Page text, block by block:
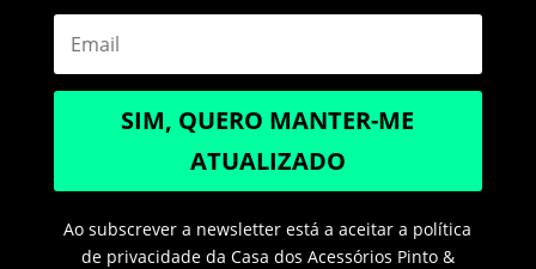
SIM, QUERO MANTER-ME
ATUALIZADO
Ao subscrever a newsletter está a aceitar a política
de privacidade da Casa dos Acessórios Pinto &